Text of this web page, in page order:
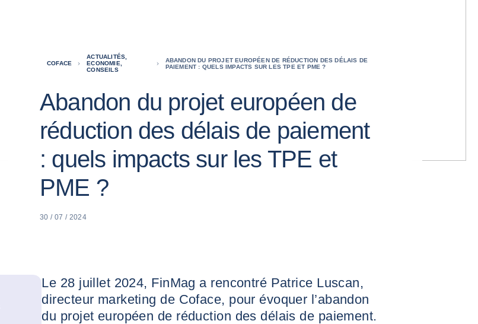
COFACE
ACTUALITÉS,
ECONOMIE,
CONSEILS
ABANDON DU PROJET EUROPÉEN DE RÉDUCTION DES DÉLAIS DE
PAIEMENT : QUELS IMPACTS SUR LES TPE ET PME ?
Abandon du projet européen de
réduction des délais de paiement
: quels impacts sur les TPE et
PME ?
30 / 07 / 2024
Le 28 juillet 2024, FinMag a rencontré Patrice Luscan,
directeur marketing de Coface, pour évoquer l’abandon
du projet européen de réduction des délais de paiement.